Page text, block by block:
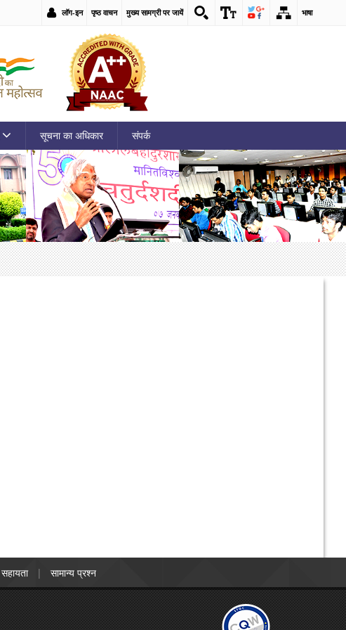
लॉग-इन पृष्ठ वाचन मुख्य सामग्री पर जायें भाषा
सूचना का अधिकार संपर्क
सहायता सामान्य प्रश्न